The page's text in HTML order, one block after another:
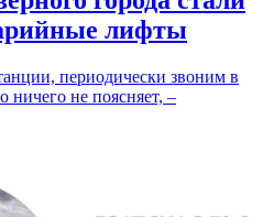
лифты
периодически звоним в
не поясняет, –